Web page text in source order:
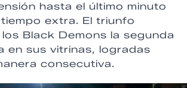
hasta el último minuto
extra. El triunfo
Black Demons la segunda
en sus vitrinas, logradas
consecutiva.